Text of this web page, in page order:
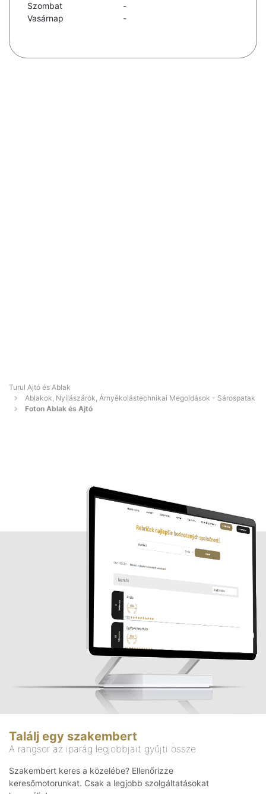
Szombat
-
Vasárnap
-
Turul Ajtó és Ablak
Ablakok, Nyílászárók, Árnyékolástechnikai Megoldások - Sárospatak
Foton Ablak és Ajtó
Találj egy szakembert
A rangsor az iparág legjobbjait gyűjti össze
Szakembert keres a közelébe? Ellenőrizze
keresőmotorunkat. Csak a legjobb szolgáltatásokat